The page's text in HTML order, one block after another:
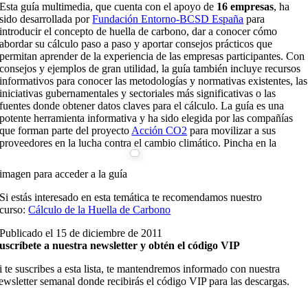
Esta guía multimedia, que cuenta con el apoyo de 16 empresas, ha
sido desarrollada porFundación Entorno-BCSD España para
introducir el concepto de huella de carbono, dar a conocer cómo
abordar su cálculo paso a paso y aportar consejos prácticos que
permitan aprender de la experiencia de las empresas participantes. Con
consejos y ejemplos de gran utilidad, la guía también incluye recursos
informativos para conocer las metodologías y normativas existentes, las
iniciativas gubernamentales y sectoriales más significativas o las
fuentes donde obtener datos claves para el cálculo. La guía es una
potente herramienta informativa y ha sido elegida por las compañías
que forman parte del proyecto Acción CO2 para movilizar a sus
proveedores en la lucha contra el cambio climático. Pincha en la
imagen para acceder a la guía
Si estás interesado en esta temática te recomendamos nuestro
curso:Cálculo de la Huella de Carbono
Publicado el 15 de diciembre de 2011
a nuestra newsletter y obtén el código VIP
te suscribes a esta lista, te mantendremos informado con nuestra
semanal donde recibirás el código VIP para las descargas.